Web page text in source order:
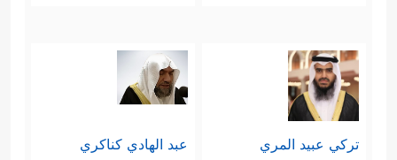
تركي عبيد المري عبد الهادي كناكري